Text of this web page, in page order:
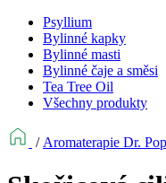
Psyllium
Bylinné kapky
Bylinné masti
Bylinné čaje a směsi
Tea Tree Oil
Všechny produkty
/ Aromaterapie Dr.